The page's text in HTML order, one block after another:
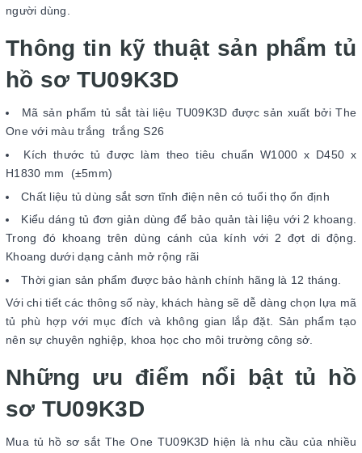
người dùng.
Thông tin kỹ thuật sản phẩm tủ
hồ sơ TU09K3D
Mã sản phẩm tủ sắt tài liệu TU09K3D được sản xuất bởi The
One với màu trắng trắng S26
Kích thước tủ được làm theo tiêu chuẩn W1000 x D450 x
H1830 mm (±5mm)
Chất liệu tủ dùng sắt sơn tĩnh điện nên có tuổi thọ ổn định
Kiểu dáng tủ đơn giản dùng để bảo quản tài liệu với 2 khoang.
Trong đó khoang trên dùng cánh của kính với 2 đợt di động.
Khoang dưới dạng cảnh mở rộng rãi
Thời gian sản phẩm được bảo hành chính hãng là 12 tháng.
Với chi tiết các thông số này, khách hàng sẽ dễ dàng chọn lựa mã
tủ phù hợp với mục đích và không gian lắp đặt. Sản phẩm tạo
nên sự chuyên nghiệp, khoa học cho môi trường công sở.
Những ưu điểm nổi bật tủ hồ
sơ TU09K3D
Mua tủ hồ sơ sắt The One TU09K3D hiện là nhu cầu của nhiều